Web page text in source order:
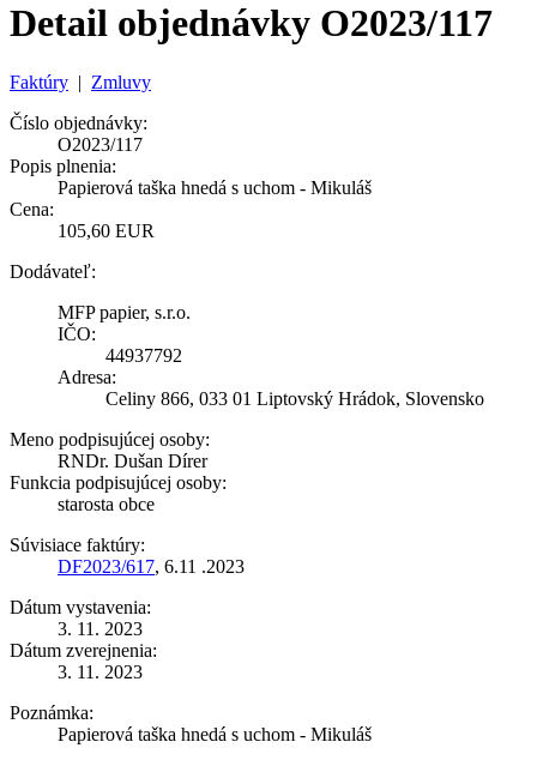
Detail objednávky O2023/117
Faktúry | Zmluvy
Číslo objednávky:
O2023/117
Popis plnenia:
Papierová taška hnedá s uchom - Mikuláš
Cena:
105,60 EUR
Dodávateľ:
MFP papier, s.r.o.
IČO:
44937792
Adresa:
Celiny 866, 033 01 Liptovský Hrádok, Slovensko
Meno podpisujúcej osoby:
RNDr. Dušan Dírer
Funkcia podpisujúcej osoby:
starosta obce
Súvisiace faktúry:
DF2023/617, 6.11 .2023
Dátum vystavenia:
3. 11. 2023
Dátum zverejnenia:
3. 11. 2023
Poznámka:
Papierová taška hnedá s uchom - Mikuláš